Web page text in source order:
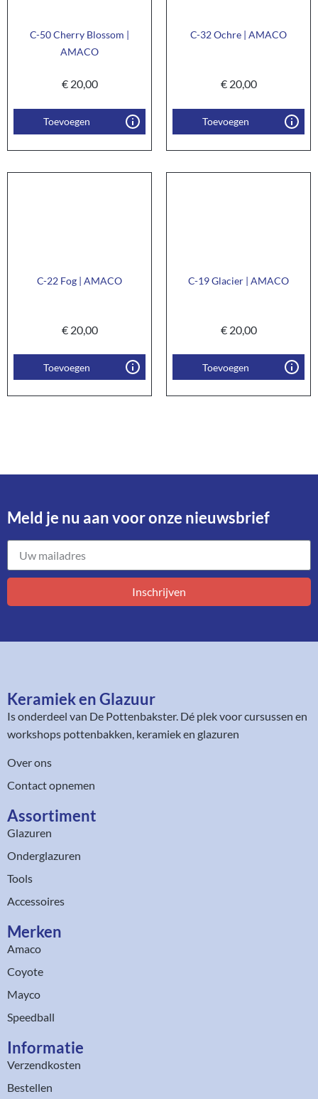
C-50 Cherry Blossom |
AMACO
€20,00
Toevoegen
C-32 Ochre | AMACO
€20,00
Toevoegen
C-22 Fog | AMACO
€20,00
Toevoegen
C-19 Glacier | AMACO
€20,00
Toevoegen
Meld je nu aan voor onze nieuwsbrief​
Inschrijven
Keramiek en Glazuur​
Is onderdeel van De Pottenbakster. Dé plek voor cursussen en
workshops pottenbakken, keramiek en glazuren
Over ons
Contact opnemen
Assortiment​
Glazuren
Onderglazuren
Tools
Accessoires
Merken
Amaco
Coyote
Mayco
Speedball
Informatie
Verzendkosten
Bestellen